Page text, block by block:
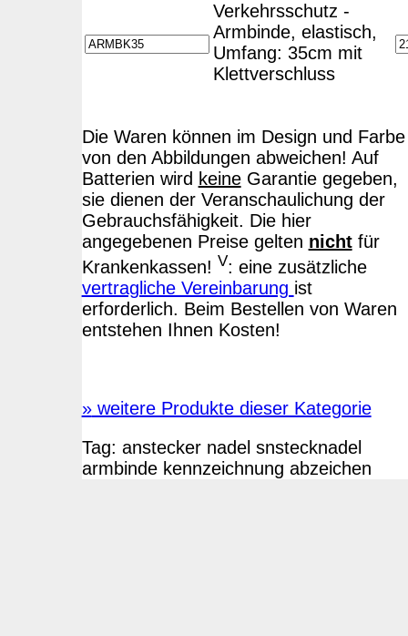
Verkehrsschutz -
Armbinde, elastisch,
Umfang: 35cm mit
Klettverschluss
Die Waren können im Design und Farbe
von den Abbildungen abweichen! Auf
Batterien wird keineGarantie gegeben,
sie dienen der Veranschaulichung der
Gebrauchsfähigkeit. Die hier
angegebenen Preise gelten nichtfür
Krankenkassen! V: eine zusätzliche
vertragliche Vereinbarung ist
erforderlich. Beim Bestellen von Waren
entstehen Ihnen Kosten!
»weitere Produkte dieser Kategorie
Tag: ansteckernadel snstecknadel
armbindekennzeichnung abzeichen